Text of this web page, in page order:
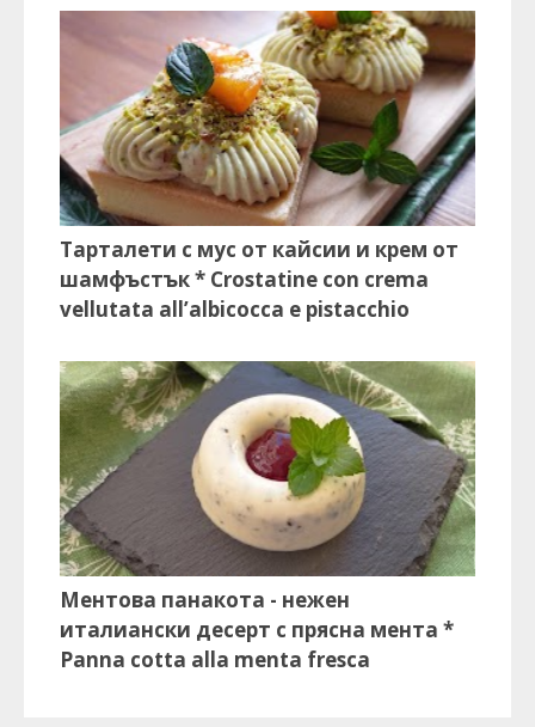
Тарталети с мус от кайсии и крем от
шамфъстък * Crostatine con crema
vellutata all’albicocca e pistacchio
Ментова панакота - нежен
италиански десерт с прясна мента *
Panna cotta alla menta fresca